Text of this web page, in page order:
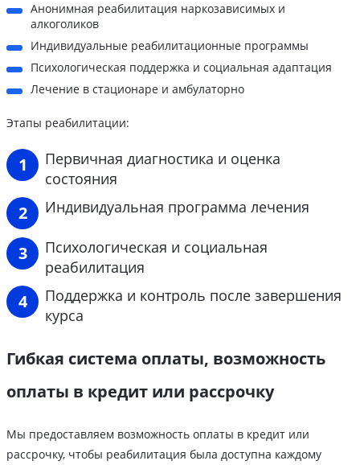
Анонимная реабилитация наркозависимых и
алкоголиков
Индивидуальные реабилитационные программы
Психологическая поддержка и социальная адаптация
Лечение в стационаре и амбулаторно
Этапы реабилитации:
Первичная диагностика и оценка
состояния
Индивидуальная программа лечения
Психологическая и социальная
реабилитация
Поддержка и контроль после завершения
курса
Гибкая система оплаты, возможность
оплаты в кредит или рассрочку
Мы предоставляем возможность оплаты в кредит или
рассрочку, чтобы реабилитация была доступна каждому